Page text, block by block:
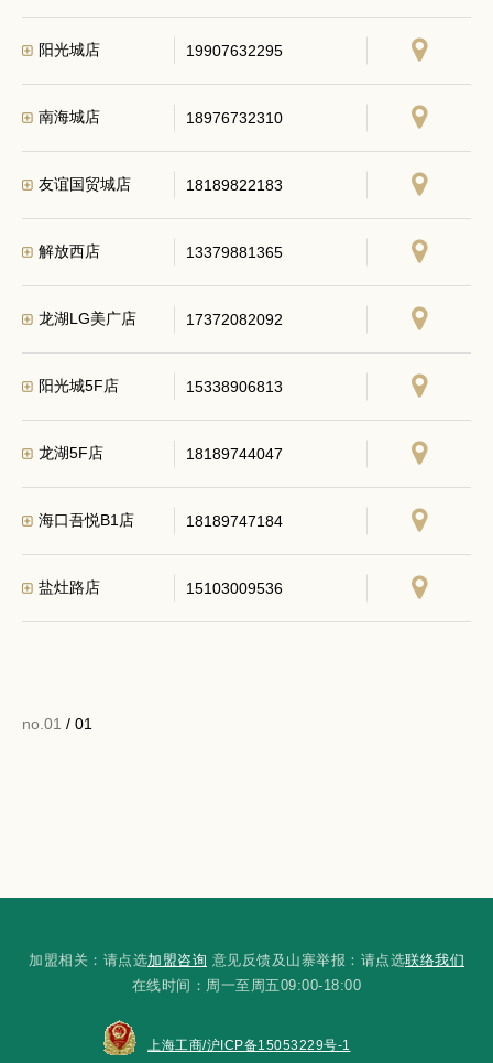
阳光城店 19907632295
南海城店 18976732310
友谊国贸城店 18189822183
解放西店 13379881365
龙湖LG美广店 17372082092
阳光城5F店 15338906813
龙湖5F店 18189744047
海口吾悦B1店 18189747184
盐灶路店 15103009536
no.01 / 01
加盟相关：请点选加盟咨询 意见反馈及山寨举报：请点选联络我们
在线时间：周一至周五09:00-18:00
上海工商/沪ICP备15053229号-1